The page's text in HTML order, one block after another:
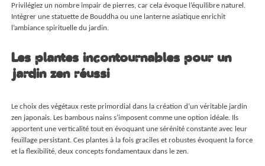
Privilégiez un nombre impair de pierres, car cela évoque l’équilibre naturel.
Intégrer une statuette de Bouddha ou une lanterne asiatique enrichit
l’ambiance spirituelle du jardin.
Les plantes incontournables pour un
jardin zen réussi
Le choix des végétaux reste primordial dans la création d’un véritable jardin
zen japonais. Les bambous nains s’imposent comme une option idéale. Ils
apportent une verticalité tout en évoquant une sérénité constante avec leur
feuillage persistant. Ces plantes à la fois graciles et robustes évoquent la force
et la flexibilité, deux concepts fondamentaux dans le zen.